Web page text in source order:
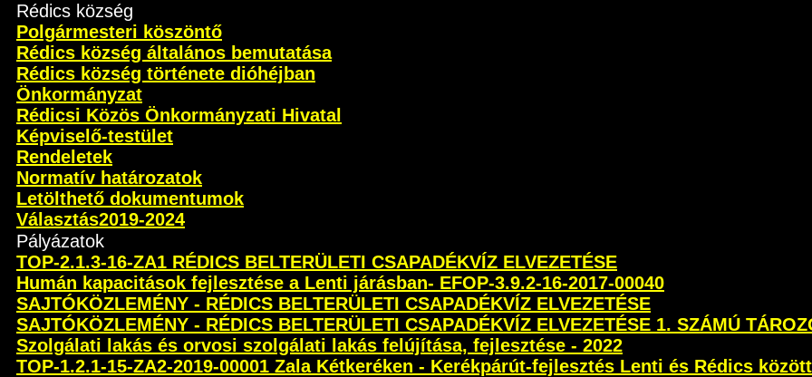
Rédics község
Polgármesteri köszöntő
Rédics község általános bemutatása
Rédics község története dióhéjban
Önkormányzat
Rédicsi Közös Önkormányzati Hivatal
Képviselő-testület
Rendeletek
Normatív határozatok
Letölthető dokumentumok
Választás2019-2024
Pályázatok
TOP-2.1.3-16-ZA1 RÉDICS BELTERÜLETI CSAPADÉKVÍZ ELVEZETÉSE
Humán kapacitások fejlesztése a Lenti járásban- EFOP-3.9.2-16-2017-00040
SAJTÓKÖZLEMÉNY - RÉDICS BELTERÜLETI CSAPADÉKVÍZ ELVEZETÉSE
SAJTÓKÖZLEMÉNY - RÉDICS BELTERÜLETI CSAPADÉKVÍZ ELVEZETÉSE 1. SZÁMÚ
Szolgálati lakás és orvosi szolgálati lakás felújítása, fejlesztése - 2022
TOP-1.2.1-15-ZA2-2019-00001 Zala Kétkeréken - Kerékpárút-fejlesztés Lenti és Rédics között